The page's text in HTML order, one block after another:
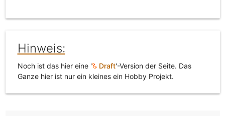
Hinweis:
Noch ist das hier eine ' Draft'-Version der Seite. Das
Ganze hier ist nur ein kleines ein Hobby Projekt.